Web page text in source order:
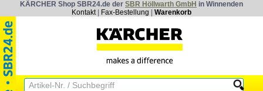
KÄRCHER Shop SBR24.de der SBR Höllwarth GmbH in Winnenden
Kontakt| Fax-Bestellung Warenkorb